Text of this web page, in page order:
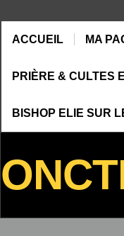
ACCUEIL MA
PRIÈRE & CULTES
BISHOP ELIE SUR